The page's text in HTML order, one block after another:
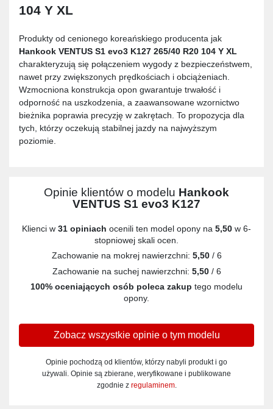
104 Y XL
Produkty od cenionego koreańskiego producenta jak
Hankook VENTUS S1 evo3 K127 265/40 R20 104 Y XL
charakteryzują się połączeniem wygody z bezpieczeństwem,
nawet przy zwiększonych prędkościach i obciążeniach.
Wzmocniona konstrukcja opon gwarantuje trwałość i
odporność na uszkodzenia, a zaawansowane wzornictwo
bieżnika poprawia precyzję w zakrętach. To propozycja dla
tych, którzy oczekują stabilnej jazdy na najwyższym
poziomie.
Opinie klientów o modelu Hankook
VENTUS S1 evo3 K127
Klienci w 31 opiniach ocenili ten model opony na 5,50 w 6-
stopniowej skali ocen.
Zachowanie na mokrej nawierzchni: 5,50/ 6
Zachowanie na suchej nawierzchni: 5,50/ 6
100% oceniających osób poleca zakup tego modelu
opony.
Zobacz wszystkie opinie o tym modelu
Opinie pochodzą od klientów, którzy nabyli produkt i go
używali. Opinie są zbierane, weryfikowane i publikowane
zgodnie z regulaminem.